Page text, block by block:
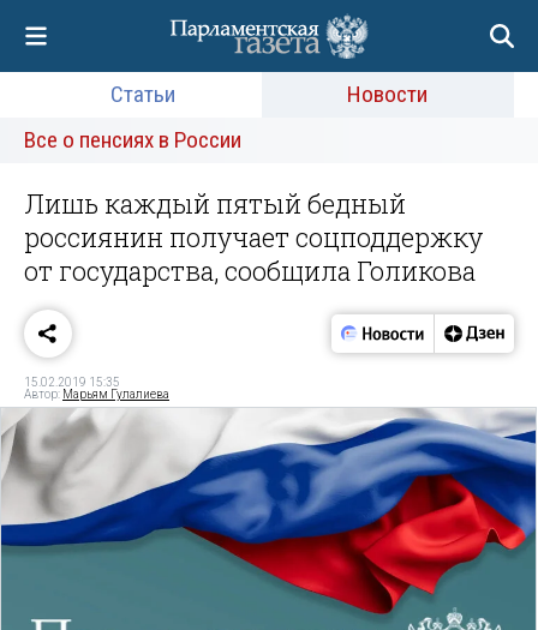
Статьи
Новости
Все о пенсиях в России
Лишь каждый пятый бедный
россиянин получает соцподдержку
от государства, сообщила Голикова
15.02.2019 15:35
Автор: Марьям Гулалиева